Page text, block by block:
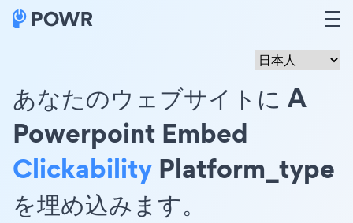
あなたのウェブサイトに A
Powerpoint Embed
Clickability Platform_type
を埋め込みます。